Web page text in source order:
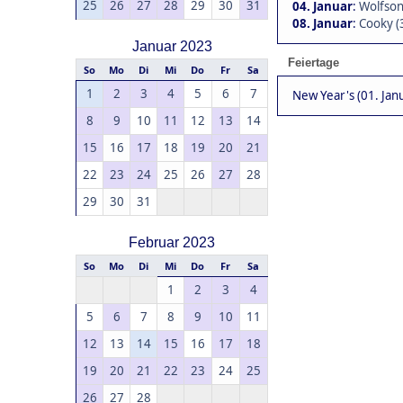
25
26 27 28 29 30 31
Januar 2023
So Mo Di Mi Do Fr Sa
1 2 3 4 5 6
7
8
9 10 11 12 13
14
15
16 17 18 19 20
21
22
23 24 25 26 27
28
29
30 31
Februar 2023
So Mo Di Mi Do Fr Sa
1 2 3
4
5
6 7 8 9 10
11
12
13 14 15 16 17
18
19
20 21 22 23 24
25
26
27 28
04. Januar:
08. Januar: Cooky
Feiertage
New Year's (01.